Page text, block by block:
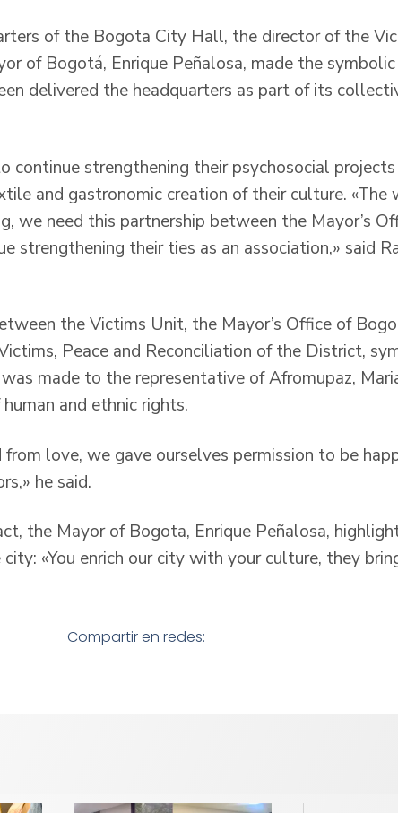
of the Bogota City Hall, the director of the
of Bogotá, Enrique Peñalosa, made the
delivered the headquarters as part of its
continue strengthening their psychosocial
and gastronomic creation of their culture. «The
we need this partnership between the Mayor’s
strengthening their ties as an association,» said
the Victims Unit, the Mayor’s Office of
Peace and Reconciliation of the District,
made to the representative of Afromupaz,
and ethnic rights.
love, we gave ourselves permission to be
he said.
the Mayor of Bogota, Enrique Peñalosa,
«You enrich our city with your culture, they
Compartir en redes: